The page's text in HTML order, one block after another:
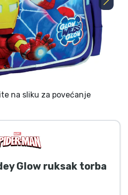
na sliku za povećanje
Glow ruksak torba